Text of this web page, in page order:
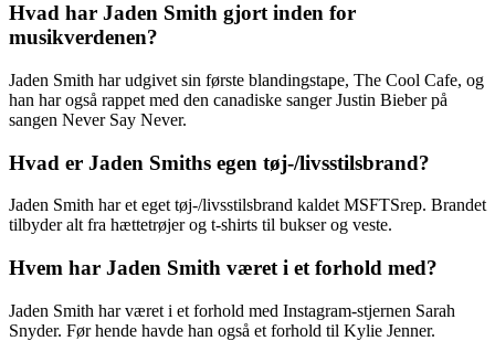
Hvad har Jaden Smith gjort inden for
musikverdenen?
Jaden Smith har udgivet sin første blandingstape, The Cool Cafe, og
han har også rappet med den canadiske sanger Justin Bieber på
sangen Never Say Never.
Hvad er Jaden Smiths egen tøj-/livsstilsbrand?
Jaden Smith har et eget tøj-/livsstilsbrand kaldet MSFTSrep. Brandet
tilbyder alt fra hættetrøjer og t-shirts til bukser og veste.
Hvem har Jaden Smith været i et forhold med?
Jaden Smith har været i et forhold med Instagram-stjernen Sarah
Snyder. Før hende havde han også et forhold til Kylie Jenner.